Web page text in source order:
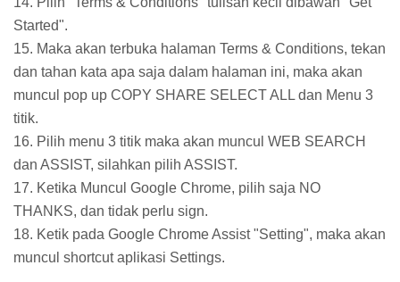
Started".
15. Maka akan terbuka halaman Terms & Conditions, tekan
dan tahan kata apa saja dalam halaman ini, maka akan
muncul pop up COPY SHARE SELECT ALL dan Menu 3
titik.
16. Pilih menu 3 titik maka akan muncul WEB SEARCH
dan ASSIST, silahkan pilih ASSIST.
17. Ketika Muncul Google Chrome, pilih saja NO
THANKS, dan tidak perlu sign.
18. Ketik pada Google Chrome Assist "Setting", maka akan
muncul shortcut aplikasi Settings.